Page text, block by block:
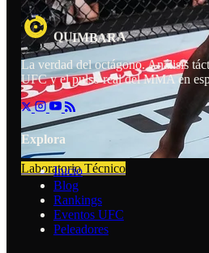
Laboratorio Técnico
QUIMBARA
La verdad del octágono. Análisis
UFC y el pulso real del MMA en
Explora
Inicio
Blog
Rankings
Eventos UFC
Peleadores